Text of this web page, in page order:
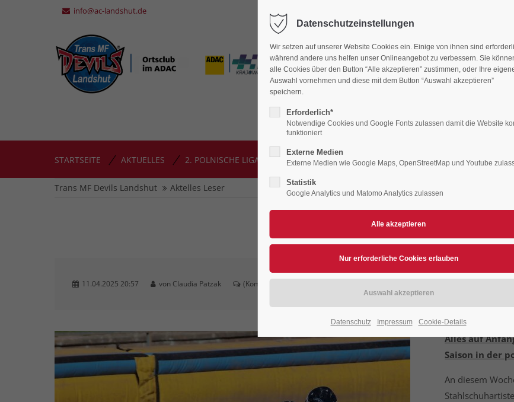
info@ac-landshut.de
STARTSEITE AKTUELLES 2. POLNISCHE LIGA YOUNG DEVILS TERMINE TICKETS TICKETS
Trans MF Devils Landshut Aktelles Leser
11.04.2025 20:57 von Claudia Patzak (Kommentare: 0)
Alles auf
Saison in der
An diesem
Datenschutzeinstellungen
Wir setzen auf unserer Website Cookies ein. Einige von ihnen sind
während andere uns helfen unser Onlineangebot zu verbessern. Sie
alle Cookies über den Button “Alle akzeptieren” zustimmen, oder Ihre
Auswahl vornehmen und diese mit dem Button “Auswahl akzeptieren”
speichern.
Erforderlich*
Notwendige Cookies und Google Fonts zulassen damit die Website
funktioniert
Externe Medien
Externe Medien wie Google Maps, OpenStreetMap und Youtube
Statistik
Google Analytics und Matomo Analytics zulassen
Datenschutz Impressum Cookie-Details